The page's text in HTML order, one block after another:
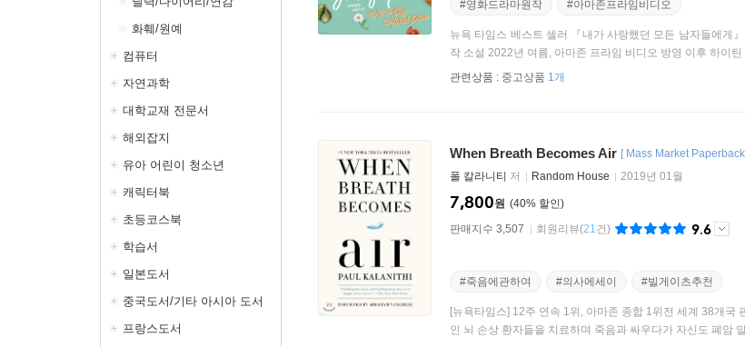
화훼/원예
컴퓨터
자연과학
대학교재 전문서
해외잡지
유아 어린이 청소년
캐릭터북
초등코스북
학습서
일본도서
중국도서/기타 아시아 도서
프랑스도서
#영화드라마원작 #아마존프라임비디오
뉴욕 타임스 베스트 셀러 『내가 사랑했던 모든 남자들에게
작 소설 2022년 여름, 아마존 프라임 비디오 방영 이후 하이
관련상품 : 중고상품 1개
When Breath Becomes Air [ Mass Market Paperback
폴 칼라니티 저 Random House 2019년 01월
40%
7,800원
판매지수 3,507
회원리뷰(21건) 9.6
#죽음에관하여 #의사에세이 #빌게이츠추천
[뉴욕타임스] 12주 연속 1위, 아마존 종합 1위전 세계 38개국
인 뇌 손상 환자들을 치료하며 죽음과 싸우다가 자신도 폐암